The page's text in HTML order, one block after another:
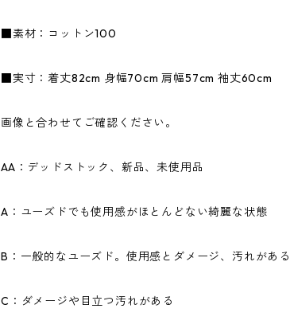
■素材：コットン100
■実寸：着丈82cm 身幅70cm 肩幅57cm 袖丈60cm
画像と合わせてご確認ください。
AA：デッドストック、新品、未使用品
A：ユーズドでも使用感がほとんどない綺麗な状態
B：一般的なユーズド。使用感とダメージ、汚れがある
C：ダメージや目立つ汚れがある